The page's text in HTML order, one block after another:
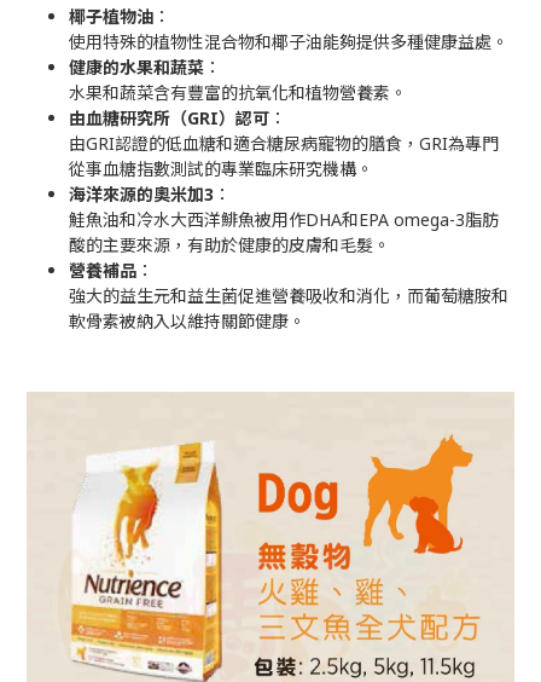
椰子植物油 ：
使用特殊的植物性混合物和椰子油能夠提供多種健康益處。
健康的水果和蔬菜 ：
水果和蔬菜含有豐富的抗氧化和植物營養素。
由血糖研究所（GRI）認可 ：
由GRI認證的低血糖和適合糖尿病寵物的膳食，GRI為專門
從事血糖指數測試的專業臨床研究機構。
海洋來源的奧米加3 ：
鮭魚油和冷水大西洋鯡魚被用作DHA和EPA omega-3脂肪
酸的主要來源，有助於健康的皮膚和毛髮。
營養補品 ：
強大的益生元和益生菌促進營養吸收和消化，而葡萄糖胺和
軟骨素被納入以維持關節健康。